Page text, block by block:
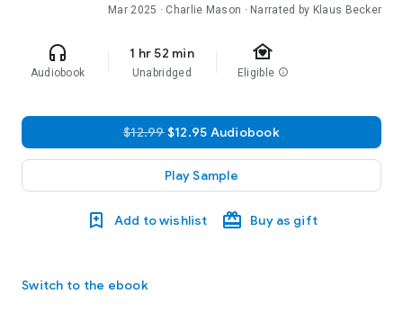
Mar 2025 · Charlie Mason · Narrated by Klaus Becker
headphones
Audiobook
1 hr 52 min
Unabridged
family_home
Eligible info
$12.99$12.95 Audiobook
Play Sample
Add to wishlist Buy as gift
Switch to the ebook